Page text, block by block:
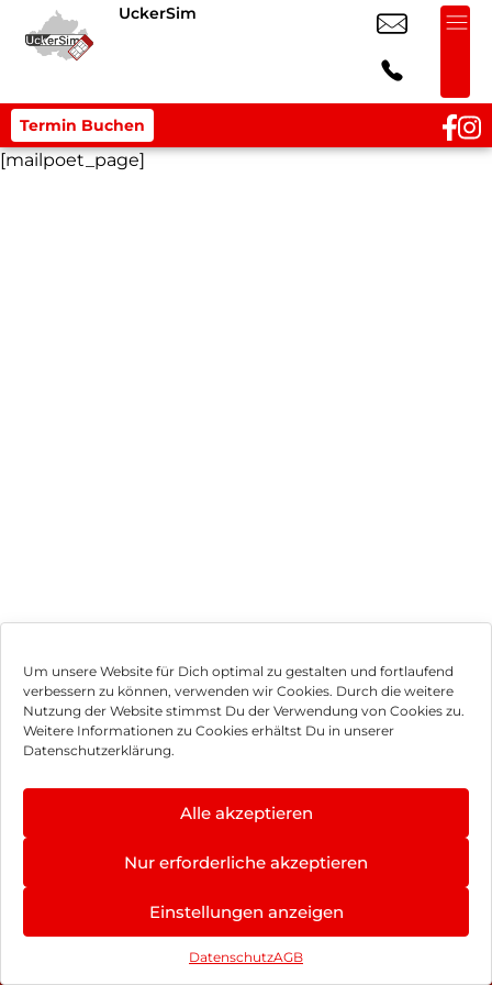
Um unsere Website für Dich optimal zu gestalten und fortlaufend
verbessern zu können, verwenden wir Cookies. Durch die weitere
Nutzung der Website stimmst Du der Verwendung von Cookies zu.
Weitere Informationen zu Cookies erhältst Du in unserer
Datenschutzerklärung.
Alle akzeptieren
Nur erforderliche akzeptieren
Einstellungen anzeigen
DatenschutzAGB
UckerSim
Termin Buchen
[mailpoet_page]
Impressum
Hinweis zur Batterieentsorgung
Newsletter
, Brodos AG – All Rights Reserved.